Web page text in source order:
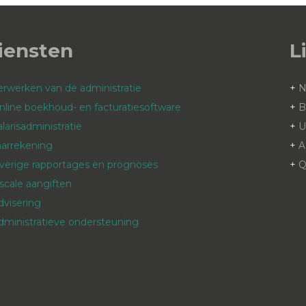
van de administratie
boekhoud- en facturatiesoftware
rapportages en prognoses
aangiften
ondersteuning
+
+
+
+
+